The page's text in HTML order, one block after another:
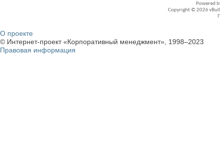
Powered
Copyright © 2026
О проекте
© Интернет-проект «Корпоративный менеджмент», 1998–2023
Правовая информация